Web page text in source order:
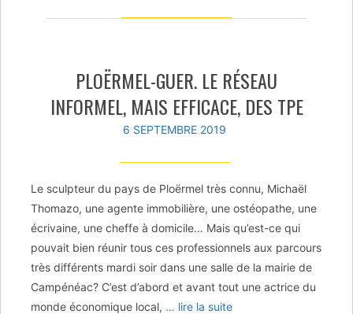
PLOËRMEL-GUER. LE RÉSEAU
INFORMEL, MAIS EFFICACE, DES TPE
6 SEPTEMBRE 2019
Le sculpteur du pays de Ploërmel très connu, Michaël
Thomazo, une agente immobilière, une ostéopathe, une
écrivaine, une cheffe à domicile… Mais qu’est-ce qui
pouvait bien réunir tous ces professionnels aux parcours
très différents mardi soir dans une salle de la mairie de
Campénéac? C’est d’abord et avant tout une actrice du
monde économique local, … lire la suite